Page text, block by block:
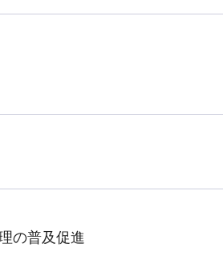
の普及促進